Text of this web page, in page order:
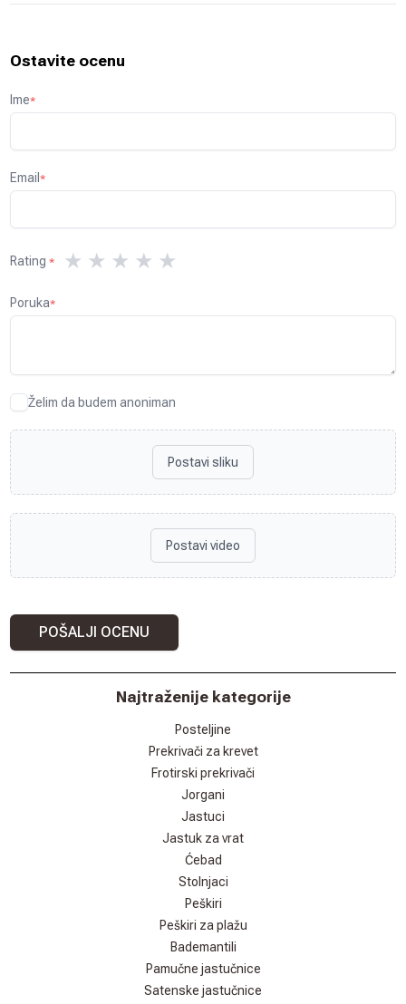
Ostavite ocenu
Ime*
Email*
Rating * ★ ★ ★ ★ ★
Poruka*
Želim da budem anoniman
Postavi sliku
Postavi video
POŠALJI OCENU
Najtraženije kategorije
Posteljine
Prekrivači za krevet
Frotirski prekrivači
Jorgani
Jastuci
Jastuk za vrat
Ćebad
Stolnjaci
Peškiri
Peškiri za plažu
Bademantili
Pamučne jastučnice
Satenske jastučnice